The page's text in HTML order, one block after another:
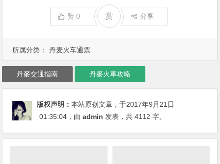
所属分类： 丹麦火车通票
赞0 赏 分享
丹麥交通指南 丹麥火車攻略
版权声明：本站原创文章，于2017年9月21日
01:35:04 ，由admin 发表，共 4112 字。